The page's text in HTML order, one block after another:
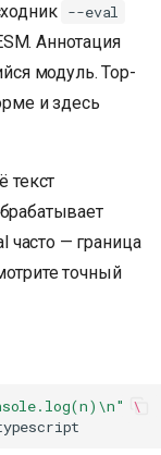
--eval
Аннотация
модуль. Top-
и здесь
текст
часто — граница
точный
\